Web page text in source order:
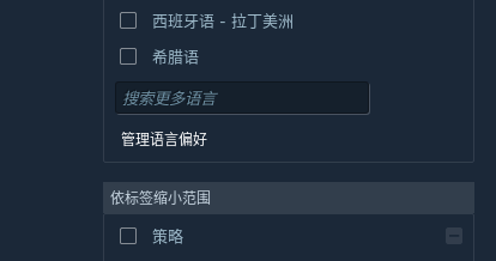
西班牙语 - 拉丁美洲
希腊语
管理语言偏好
依标签缩小范围
策略